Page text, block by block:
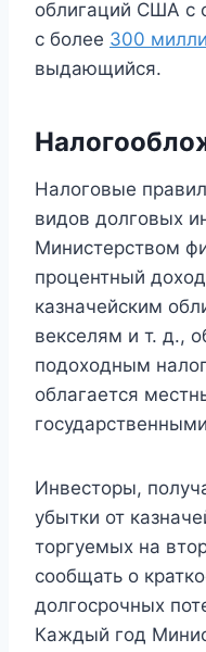
облигаций США с
с более 300
выдающийся.
Налоговые
видов долговых
Министерством
процентный
казначейским
векселям и т. д.,
подоходным
облагается
Инвесторы,
убытки от
торгуемых на
сообщать о
долгосрочных
Каждый год